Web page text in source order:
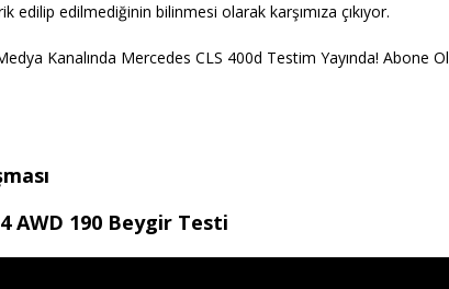
edilmediğinin bilinmesi olarak karşımıza çıkıyor.
Kanalında Mercedes CLS 400d Testim Yayında! Abone Ol
AWD 190 Beygir Testi